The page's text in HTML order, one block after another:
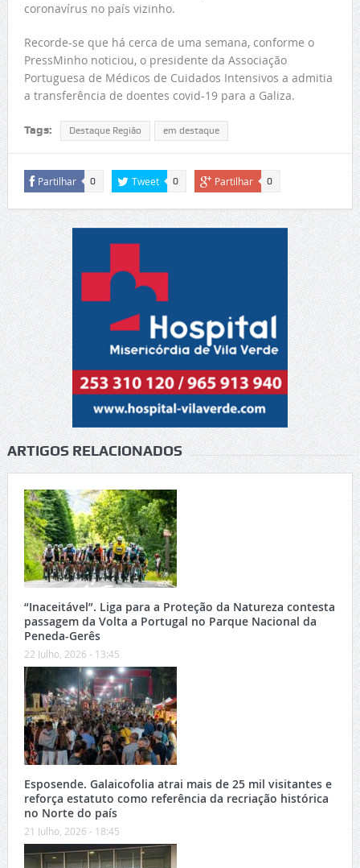
coronavírus no país vizinho.
Recorde-se que há cerca de uma semana, conforme o
PressMinho noticiou, o presidente da Associação
Portuguesa de Médicos de Cuidados Intensivos a admitia
a transferência de doentes covid-19 para a Galiza.
Tags: Destaque Região em destaque
Partilhar 0 Tweet 0 Partilhar 0
ARTIGOS RELACIONADOS
“Inaceitável”. Liga para a Proteção da Natureza contesta
passagem da Volta a Portugal no Parque Nacional da
Peneda-Gerês
22 Julho, 2026 - 13:45
Esposende. Galaicofolia atrai mais de 25 mil visitantes e
reforça estatuto como referência da recriação histórica
no Norte do país
21 Julho, 2026 - 18:45